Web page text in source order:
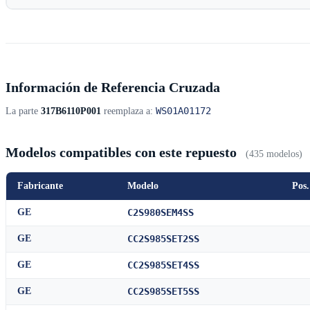
Información de Referencia Cruzada
La parte 317B6110P001 reemplaza a: WS01A01172
Modelos compatibles con este repuesto (435 modelos)
Fabricante Modelo Pos.
GE C2S980SEM4SS
GE CC2S985SET2SS
GE CC2S985SET4SS
GE CC2S985SET5SS